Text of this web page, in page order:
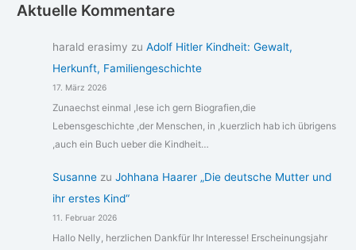
Aktuelle Kommentare
harald erasimy zu Adolf Hitler Kindheit: Gewalt,
Herkunft, Familiengeschichte
17. März 2026
Zunaechst einmal ,lese ich gern Biografien,die
Lebensgeschichte ,der Menschen, in ,kuerzlich hab ich übrigens
,auch ein Buch ueber die Kindheit…
Susannezu Johhana Haarer „Die deutsche Mutter und
ihr erstes Kind“
11. Februar 2026
Hallo Nelly, herzlichen Dankfür Ihr Interesse! Erscheinungsjahr